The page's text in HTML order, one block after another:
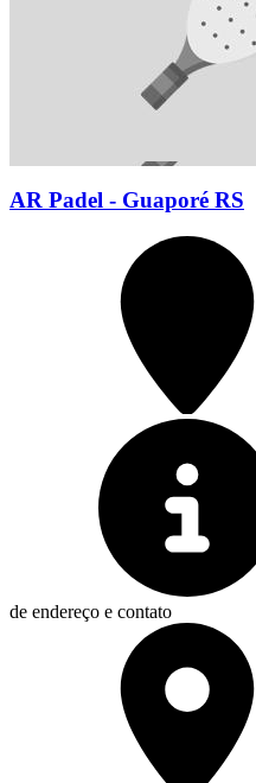
AR Padel - Guaporé RS
de endereço e contato